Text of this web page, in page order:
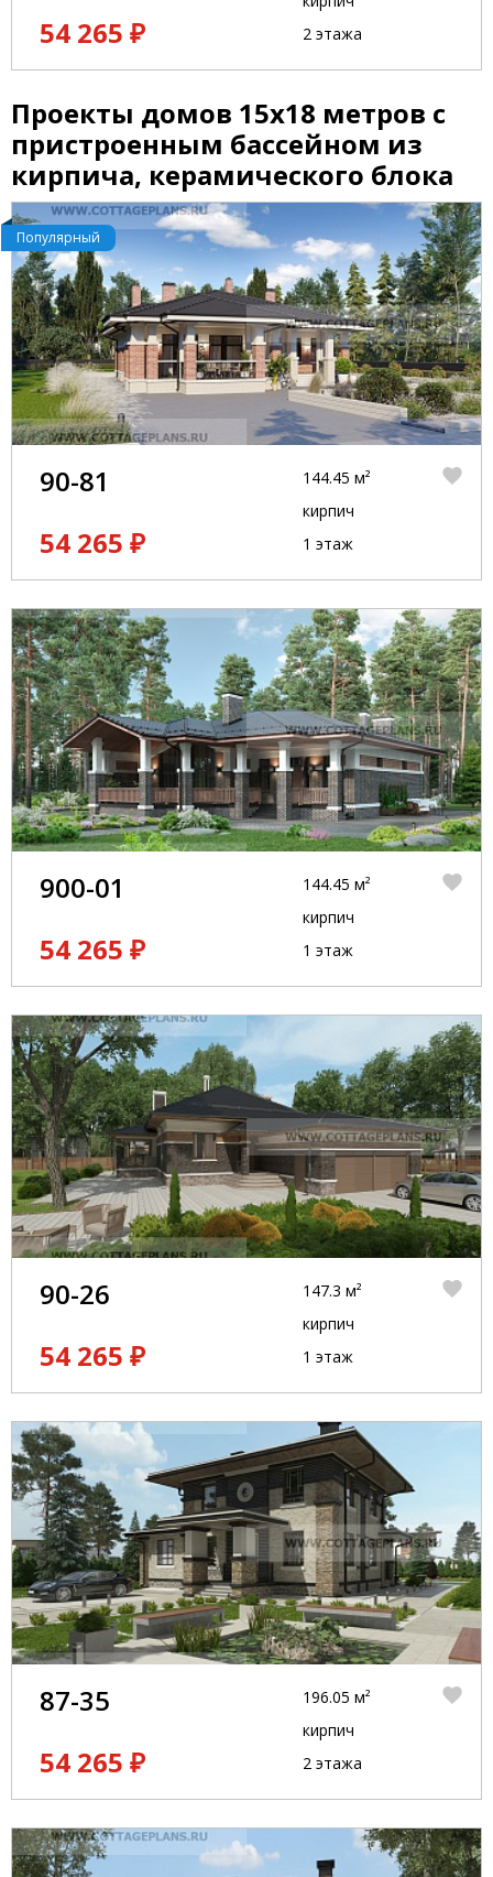
54 265 ₽
2 этажа
Проекты домов 15x18 метров с
пристроенным бассейном из
кирпича, керамического блока
Популярный
90-81
54 265 ₽
144.45 м²
кирпич
1 этаж
900-01
54 265 ₽
144.45 м²
кирпич
1 этаж
90-26
54 265 ₽
147.3 м²
кирпич
1 этаж
87-35
54 265 ₽
196.05 м²
кирпич
2 этажа